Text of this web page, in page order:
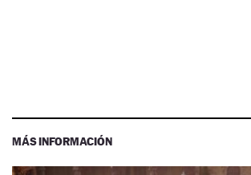
MÁS INFORMACIÓN